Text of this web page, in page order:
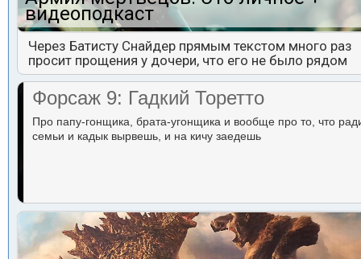
видеоподкаст
Через Батисту Снайдер прямым текстом много раз
просит прощения у дочери, что его не было рядом
Форсаж 9: Гадкий Торетто
Про папу-гонщика, брата-угонщика и вообще про то, что
семьи и кадык вырвешь, и на кичу заедешь